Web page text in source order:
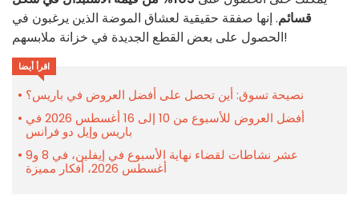
قسائم. إنها صفقة حقيقية لعشاق الموضة الذين يرغبون في
الحصول على بعض القطع الجديدة في خزانة ملابسهم!
اقرأ أيضا
نصيحة تسوق: أين تحصل على أفضل العروض في باريس؟
أفضل العروض للأسبوع من 10 إلى 16 أغسطس 2026 في
باريس وإيل دو فرانس
عشر نشاطات لقضاء نهاية الأسبوع في إيفلين، في 8 و9
أغسطس 2026، أفكار مميزة